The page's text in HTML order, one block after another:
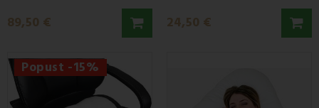
89,50 € 24,50 €
Popust -15%